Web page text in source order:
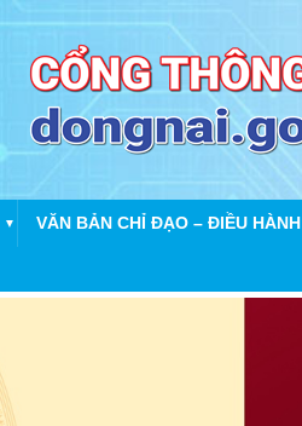
▼ VĂN BẢN CHỈ ĐẠO – ĐIỀU HÀNH